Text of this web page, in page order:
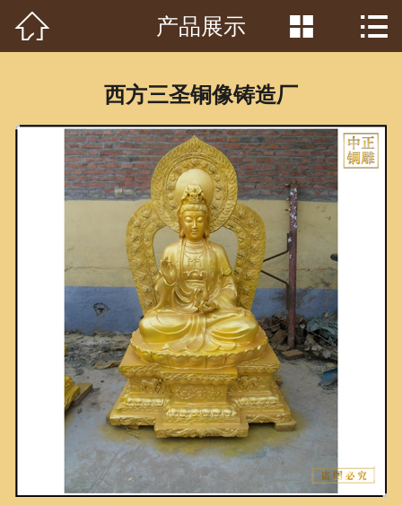
首页
产品中心
客户见证
常识问答
新闻资讯
荣誉资质
泥塑鉴赏
联系我们
 产品展示  
西方三圣铜像铸造厂